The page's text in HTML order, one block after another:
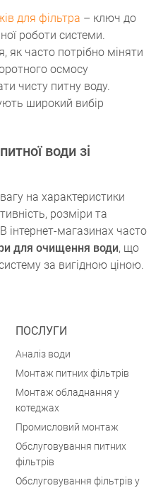
для фільтра – ключ до
роботи системи.
як часто потрібно міняти
осмосу
чисту питну воду.
широкий вибір
води зі
на характеристики
розміри та
інтернет-магазинах часто
для очищення води, що
за вигідною ціною.
ПОСЛУГИ
Аналіз води
Монтаж питних фільтрів
Монтаж обладнання у
котеджах
Промисловий монтаж
Обслуговування питних
фільтрів
Обслуговування фільтрів у